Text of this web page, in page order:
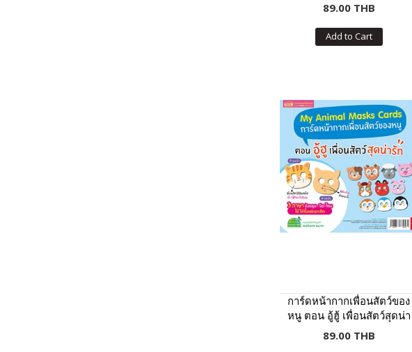
89.00 THB
Add to Cart
การ์ดหน้ากากเพื่อนสัตว์ของ
หนู ตอน อู้ฮู้ เพื่อนสัตว์สุดน่า
รัก
89.00 THB